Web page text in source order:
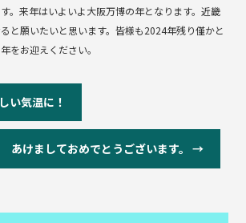
。来年はいよいよ大阪万博の年となります。近畿
と願いたいと思います。皆様も2024年残り僅かと
をお迎えください。
い気温に！
あけましておめでとうございます。 →